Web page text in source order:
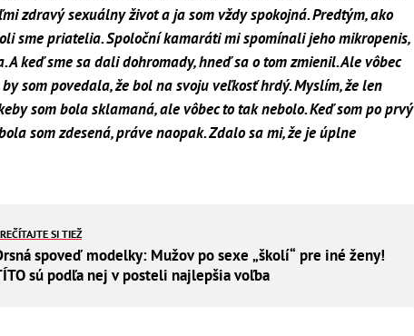
zdravý sexuálny život a ja som vždy spokojná. Predtým, ako
sme priatelia. Spoloční kamaráti mi spomínali jeho mikropenis,
A keď sme sa dali dohromady, hneď sa o tom zmienil. Ale vôbec
som povedala, že bol na svoju veľkosť hrdý. Myslím, že len
som bola sklamaná, ale vôbec to tak nebolo. Keď som po prvý
som zdesená, práve naopak. Zdalo sa mi, že je úplne
SI TIEŽ
spoveď modelky: Mužov po sexe „školí“ pre iné ženy!
sú podľa nej v posteli najlepšia voľba